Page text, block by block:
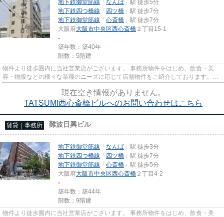
地下鉄御堂筋線 「なんば 」駅 徒歩5分
地下鉄四つ橋線 「四ツ橋 」駅 徒歩7分
地下鉄御堂筋線 「心斎橋 」駅 徒歩7分
大阪府大阪市中央区西心斎橋 ２丁目15-1
-
築年数：築40年
階数：5階建
物件より徒歩圏内に当社営業店がございます。 事務所物件をはじめ、飲食・美
容・物販などの様々な業種のニーズに応じて店舗物件をご紹介しております。
尚、弊社ではおとり広告は一切...
現在空き情報がありません。
TATSUMI西心斎橋ビルへのお問い合わせはこちら
賃貸｜事務所 難波日興ビル
地下鉄御堂筋線 「なんば 」駅 徒歩3分
地下鉄四つ橋線 「四ツ橋 」駅 徒歩7分
地下鉄御堂筋線 「心斎橋 」駅 徒歩5分
大阪府大阪市中央区西心斎橋 ２丁目4-2
-
築年数：築44年
階数：9階建
物件より徒歩圏内に当社営業店がございます。 事務所物件をはじめ、飲食・美